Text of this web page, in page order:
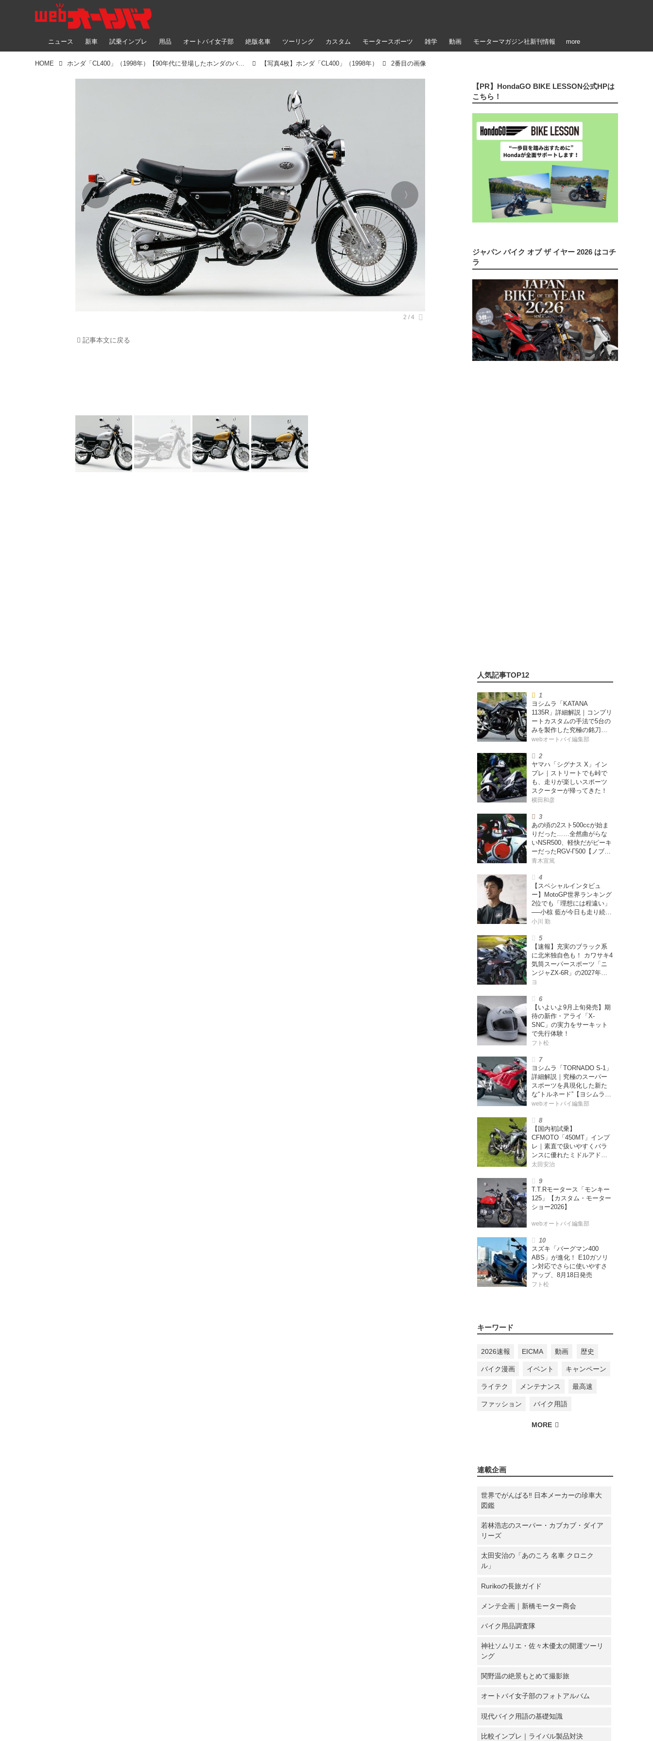
ニュース 新車 試乗インプレ 用品 オートバイ女子部 絶版名車 ツーリング カスタム モータースポーツ 雑学 動画 モーターマガジン社新刊情報 more
HOME ホンダ「CL400」（1998年）【90年代に登場したホンダのバイク図鑑】 【写真4枚】ホンダ「CL400」（1998年） 2番目の画像
記事本文に戻る
【PR】HondaGO BIKE LESSON公式HPは
こちら！
ジャパン バイク オブ ザ イヤー 2026 はコチ
ラ
ヨシムラ「KATANA
1135R」詳細解説｜コンプリ
ートカスタムの手法で5台の
みを製作した究極の銘刀
【ヨシムラ伝】
webオートバイ編集部
ヤマハ「シグナス X」イン
プレ｜ストリートでも峠で
も、走りが楽しいスポーツ
スクーターが帰ってきた！
横田和彦
あの頃の2スト500ccが始ま
りだった……全然曲がらな
いNSR500、軽快だがピーキ
ーだったRGV-Γ500【ノブ青
木のA.M.R. (アオキマニアッ
青木宣篤
【スペシャルインタビュ
ー】MotoGP世界ランキング
2位でも「理想には程遠い」
──小椋 藍が今日も走り続け
る理由
小川 勤
【速報】充実のブラック系
に北米独自色も！ カワサキ4
気筒スーパースポーツ「ニ
ンジャZX-6R」の2027年モ
デルを発表、2気筒ニンジャ
ヨ
【いよいよ9月上旬発売】期
待の新作・アライ「X-
SNC」の実力をサーキット
で先行体験！
フト松
ヨシムラ「TORNADO S-1」
詳細解説｜究極のスーパー
スポーツを具現化した新た
な“トルネード”【ヨシムラ
伝】
webオートバイ編集部
【国内初試乗】
CFMOTO「450MT」インプ
レ｜素直で扱いやすくバラ
ンスに優れたミドルアドベ
ンチャー！
太田安治
T.T.Rモータース「モンキー
125」【カスタム・モーター
ショー2026】
webオートバイ編集部
スズキ「バーグマン400
ABS」が進化！ E10ガソリ
ン対応でさらに使いやすさ
アップ、8月18日発売
フト松
キーワード
2026速報 EICMA 動画 歴史
バイク漫画 イベント キャンペーン
ライテク メンテナンス 最高速
ファッション バイク用語
連載企画
世界でがんばる‼ 日本メーカーの珍車大
図鑑
若林浩志のスーパー・カブカブ・ダイア
リーズ
太田安治の「あのころ 名車 クロニク
ル」
Rurikoの長旅ガイド
メンテ企画｜新橋モーター商会
バイク用品調査隊
神社ソムリエ・佐々木優太の開運ツーリ
ング
関野温の絶景もとめて撮影旅
オートバイ女子部のフォトアルバム
現代バイク用語の基礎知識
比較インプレ｜ライバル製品対決